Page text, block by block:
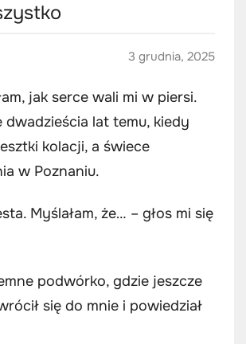
3 grudnia, 2025
jak serce wali mi w piersi.
dwadzieścia lat temu, kiedy
kolacji, a świece
w Poznaniu.
Myślałam, że… – głos mi się
podwórko, gdzie jeszcze
się do mnie i powiedział